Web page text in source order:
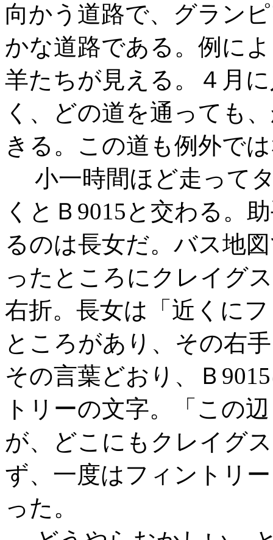
向かう道路で、グラン
かな道路である。例に
羊たちが見える。４月
く、どの道を通っても
きる。この道も例外で
小一時間ほど走って
くとＢ9015と交わる。
るのは長女だ。バス地
ったところにクレイグ
右折。長女は「近くに
ところがあり、その右
その言葉どおり、Ｂ
トリーの文字。「この
が、どこにもクレイグ
ず、一度はフィントリ
った。